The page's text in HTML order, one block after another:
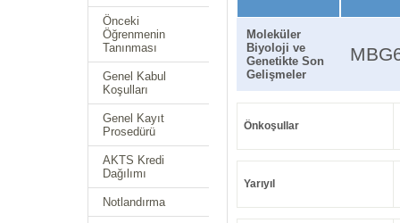
Önceki
Öğrenmenin
Tanınması
Genel Kabul
Koşulları
Genel Kayıt
Prosedürü
AKTS Kredi
Dağılımı
Notlandırma
Moleküler
Biyoloji ve
Genetikte Son
Gelişmeler
Önkoşullar
Yarıyıl